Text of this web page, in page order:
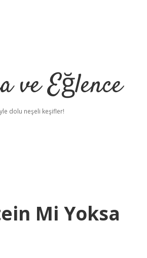
ve Eğlence
dolu neşeli keşifler!
Mi Yoksa